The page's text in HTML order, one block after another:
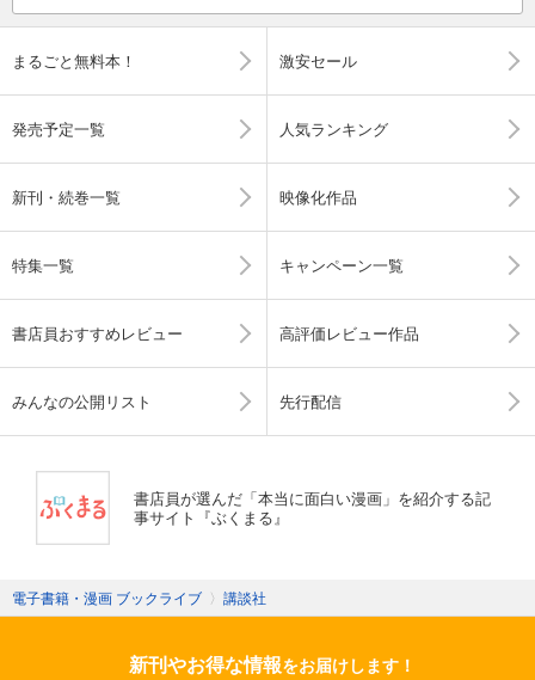
まるごと無料本！ 激安セール
発売予定一覧 人気ランキング
新刊・続巻一覧 映像化作品
特集一覧 キャンペーン一覧
書店員おすすめレビュー 高評価レビュー作品
みんなの公開リスト 先行配信
書店員が選んだ「本当に面白い漫画」を紹介する記
事サイト『ぶくまる』
電子書籍・漫画 ブックライブ 〉 講談社
新刊やお得な情報をお届けします！